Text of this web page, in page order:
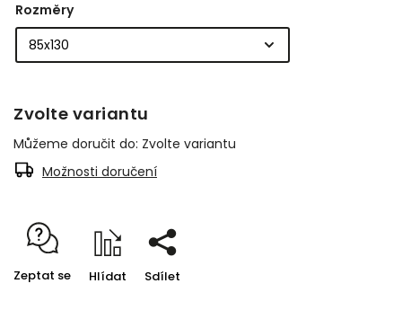
Rozměry
Zvolte variantu
Můžeme doručit do: Zvolte variantu
Možnosti doručení
Zeptat se Hlídat Sdílet